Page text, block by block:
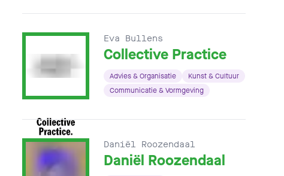
Eva Bullens
Collective Practice
Advies & Organisatie
Kunst & Cultuur
Communicatie & Vormgeving
Daniël Roozendaal
Daniël Roozendaal